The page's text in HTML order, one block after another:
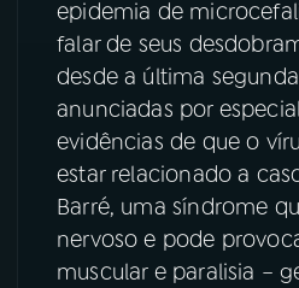
Instagram
epidemia de
falar de seus
desde a última
anunciadas por
evidências de que o
estar relacionado a
Barré, uma síndrome
nervoso e pode
muscular e paralisia –